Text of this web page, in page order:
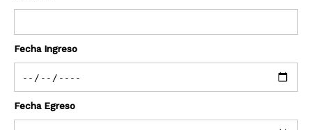
Fecha Ingreso
Fecha Egreso